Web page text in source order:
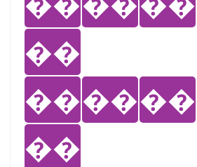
��
������
��